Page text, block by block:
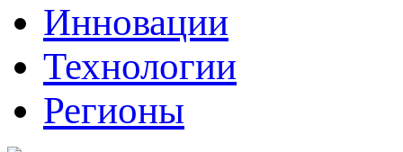
Инновации
Технологии
Регионы